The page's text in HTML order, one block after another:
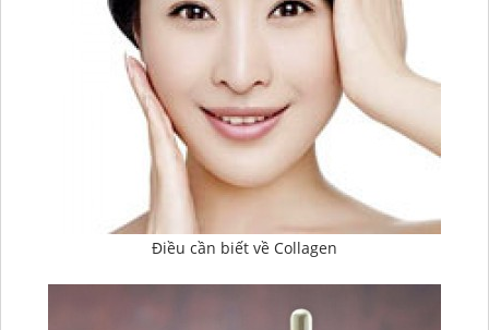
Điều cần biết về Collagen